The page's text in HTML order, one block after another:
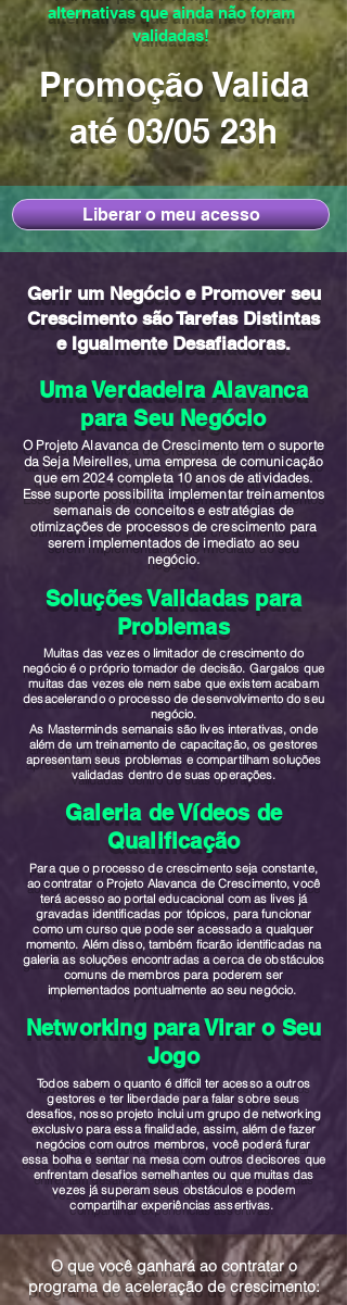
alternativas que ainda não foram
validadas!
Promoção Valida
até 03/05 23h
Liberar o meu acesso
Gerir um Negócio e Promover seu
Crescimento são Tarefas Distintas
e Igualmente Desafiadoras.
Uma Verdadeira Alavanca
para Seu Negócio
O Projeto Alavanca de Crescimento tem o suporte
da Seja Meirelles, uma empresa de comunicação
que em 2024 completa 10 anos de atividades.
Esse suporte possibilita implementar treinamentos
semanais de conceitos e estratégias de
otimizações de processos de crescimento para
serem implementados de imediato ao seu
negócio.
Soluções Validadas para
Problemas
Muitas das vezes o limitador de crescimento do
negócio é o próprio tomador de decisão. Gargalos que
muitas das vezes ele nem sabe que existem acabam
desacelerando o processo de desenvolvimento do seu
negócio.
As Masterminds semanais são lives interativas, onde
além de um treinamento de capacitação, os gestores
apresentam seus problemas e compartilham soluções
validadas dentro de suas operações.
Galeria de Vídeos de
Qualificação
Para que o processo de crescimento seja constante,
ao contratar o Projeto Alavanca de Crescimento, você
terá acesso ao portal educacional com as lives já
gravadas identificadas por tópicos, para funcionar
como um curso que pode ser acessado a qualquer
momento. Além disso, também ficarão identificadas na
galeria as soluções encontradas a cerca de obstáculos
comuns de membros para poderem ser
implementados pontualmente ao seu negócio.
Networking para Virar o Seu
Jogo
Todos sabem o quanto é difícil ter acesso a outros
gestores e ter liberdade para falar sobre seus
desafios, nosso projeto inclui um grupo de networking
exclusivo para essa finalidade, assim, além de fazer
negócios com outros membros, você poderá furar
essa bolha e sentar na mesa com outros decisores que
enfrentam desafios semelhantes ou que muitas das
vezes já superam seus obstáculos e podem
compartilhar experiências assertivas.
O que você ganhará ao contratar o
programa de aceleração de crescimento: